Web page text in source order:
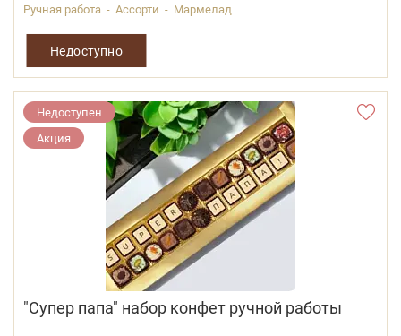
Ручная работа - Ассорти - Мармелад
Недоступно
Недоступен
Акция
"Супер папа" набор конфет ручной работы